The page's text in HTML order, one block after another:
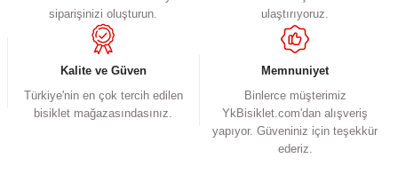
Ürün fiyatı diğer sitelerden daha pahalı.
Bu ürüne benzer farklı alternatifler olmalı.
siparişinizi oluşturun.
ulaştırıyoruz.
Kalite ve Güven
Türkiye'nin en çok tercih edilen
bisiklet mağazasındasınız.
Memnuniyet
Binlerce müşterimiz
YkBisiklet.com'dan alışveriş
yapıyor. Güveniniz için teşekkür
ederiz.